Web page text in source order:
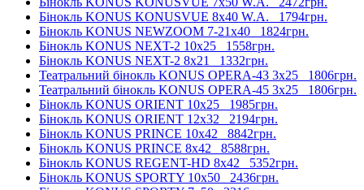
Бінокль KONUS KONUSVUE 8x40 W.A. 1794грн.
Бінокль KONUS NEWZOOM 7-21x40 1824грн.
Бінокль KONUS NEXT-2 10x25 1558грн.
Бінокль KONUS NEXT-2 8x21 1332грн.
Театральний бінокль KONUS OPERA-43 3x25 1806грн.
Театральний бінокль KONUS OPERA-45 3x25 1806грн.
Бінокль KONUS ORIENT 10x25 1985грн.
Бінокль KONUS ORIENT 12x32 2194грн.
Бінокль KONUS PRINCE 10x42 8842грн.
Бінокль KONUS PRINCE 8x42 8588грн.
Бінокль KONUS REGENT-HD 8x42 5352грн.
Бінокль KONUS SPORTY 10x50 2436грн.